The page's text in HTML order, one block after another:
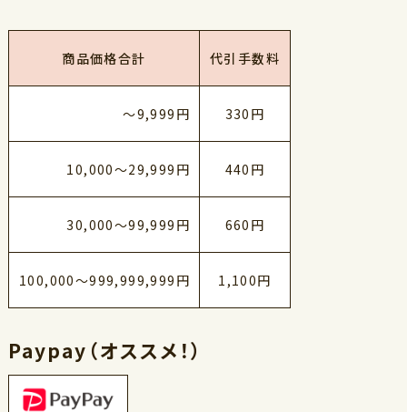
商品価格合計 代引手数料
～9,999円 330円
10,000～29,999円 440円
30,000～99,999円 660円
100,000～999,999,999円 1,100円
Paypay（オススメ！）